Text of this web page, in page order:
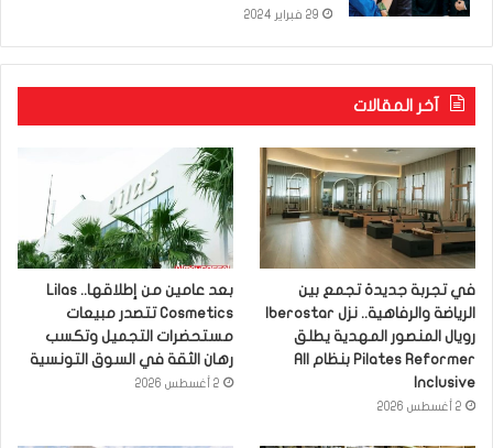
29 فبراير 2024
آخر المقالات
في تجربة جديدة تجمع بين
رويال المنصور المهدية يطلق
Pilates Reformer بنظام All
Inclusive
2 أغسطس 2026
بعد عامين من إطلاقها.. Lilas
Cosmetics تتصدر مبيعات
مستحضرات التجميل وتكسب
رهان الثقة في السوق التونسية
2 أغسطس 2026